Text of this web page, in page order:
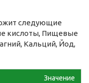
следующие
кислоты, Пищевые
Кальций, Йод,
Значение